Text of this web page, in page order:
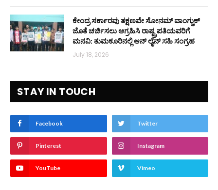
ಕೇಂದ್ರ ಸರ್ಕಾರವು ತಕ್ಷಣವೇ ಸೋನಮ್ ವಾಂಗ್ಚುಕ್
ಜೊತೆ ಚರ್ಚಿಸಲು ಆಗ್ರಹಿಸಿ ರಾಷ್ಟ್ರಪತಿಯವರಿಗೆ
ಮನವಿ: ತುಮಕೂರಿನಲ್ಲಿ ಆನ್‌ ಲೈನ್ ಸಹಿ ಸಂಗ್ರಹ
July 18, 2026
STAY IN TOUCH
Facebook Twitter
Pinterest Instagram
YouTube Vimeo